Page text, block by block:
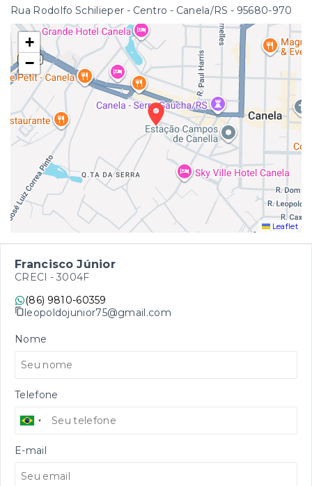
Rua Rodolfo Schilieper - Centro - Canela/RS - 95680-970
+
−
Leaflet
Francisco Júnior
CRECI - 3004F
(86) 9810-60359
leopoldojunior75@gmail.com
Nome
Telefone
E-mail